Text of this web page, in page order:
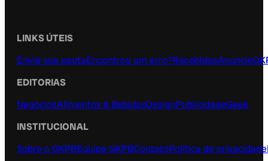
LINKS ÚTEIS
Envie sua pautaEncontrou um erro?RecebidosAnuncie
EDITORIAS
NegóciosAlimentos & BebidasDesignPublicidadeGeek
INSTITUCIONAL
Sobre o GKPBEquipe GKPBContatoPolítica de privacidade